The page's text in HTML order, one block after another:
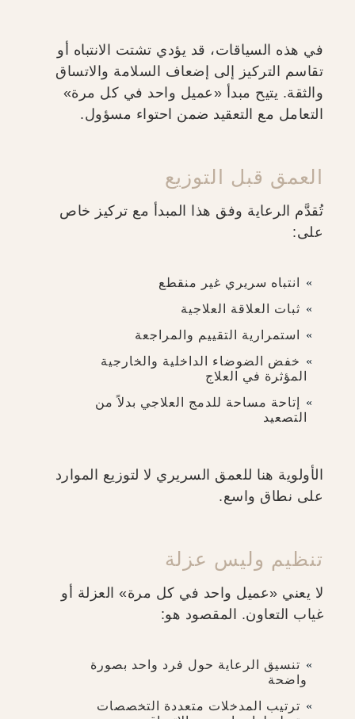
في هذه السياقات، قد يؤدي تشتت الانتباه أو
تقاسم التركيز إلى إضعاف السلامة والاتساق
والثقة. يتيح مبدأ «عميل واحد في كل مرة»
التعامل مع التعقيد ضمن احتواء مسؤول.
العمق قبل التوزيع
تُقدَّم الرعاية وفق هذا المبدأ مع تركيز خاص
على:
انتباه سريري غير منقطع
ثبات العلاقة العلاجية
استمرارية التقييم والمراجعة
خفض الضوضاء الداخلية والخارجية
المؤثرة في العلاج
إتاحة مساحة للدمج العلاجي بدلاً من
التصعيد
الأولوية هنا للعمق السريري لا لتوزيع الموارد
على نطاق واسع.
تنظيم وليس عزلة
لا يعني «عميل واحد في كل مرة» العزلة أو
غياب التعاون. المقصود هو:
تنسيق الرعاية حول فرد واحد بصورة
واضحة
ترتيب المدخلات متعددة التخصصات